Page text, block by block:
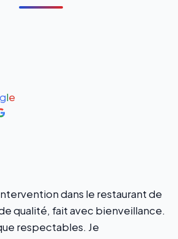
gle
dans le restaurant de
qualité, fait avec bienveillance.
respectables. Je